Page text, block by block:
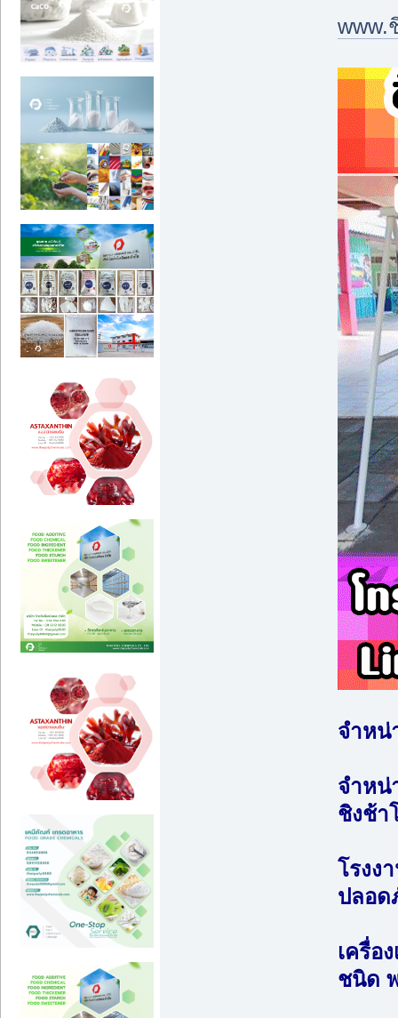
www.
จำหน่
จำหน่
ชิงช้า
โรงง
ปลอด
เครื่อ
ชนิด